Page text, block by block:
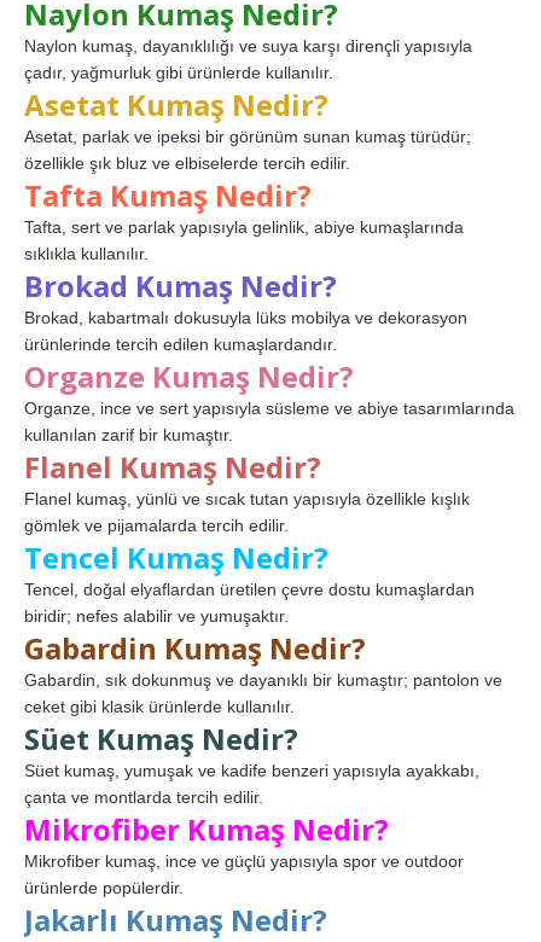
Naylon Kumaş Nedir?
Naylon kumaş, dayanıklılığı ve suya karşı dirençli yapısıyla
çadır, yağmurluk gibi ürünlerde kullanılır.
Asetat Kumaş Nedir?
Asetat, parlak ve ipeksi bir görünüm sunan kumaş türüdür;
özellikle şık bluz ve elbiselerde tercih edilir.
Tafta Kumaş Nedir?
Tafta, sert ve parlak yapısıyla gelinlik, abiye kumaşlarında
sıklıkla kullanılır.
Brokad Kumaş Nedir?
Brokad, kabartmalı dokusuyla lüks mobilya ve dekorasyon
ürünlerinde tercih edilen kumaşlardandır.
Organze Kumaş Nedir?
Organze, ince ve sert yapısıyla süsleme ve abiye tasarımlarında
kullanılan zarif bir kumaştır.
Flanel Kumaş Nedir?
Flanel kumaş, yünlü ve sıcak tutan yapısıyla özellikle kışlık
gömlek ve pijamalarda tercih edilir.
Tencel Kumaş Nedir?
Tencel, doğal elyaflardan üretilen çevre dostu kumaşlardan
biridir; nefes alabilir ve yumuşaktır.
Gabardin Kumaş Nedir?
Gabardin, sık dokunmuş ve dayanıklı bir kumaştır; pantolon ve
ceket gibi klasik ürünlerde kullanılır.
Süet Kumaş Nedir?
Süet kumaş, yumuşak ve kadife benzeri yapısıyla ayakkabı,
çanta ve montlarda tercih edilir.
Mikrofiber Kumaş Nedir?
Mikrofiber kumaş, ince ve güçlü yapısıyla spor ve outdoor
ürünlerde popülerdir.
Jakarlı Kumaş Nedir?